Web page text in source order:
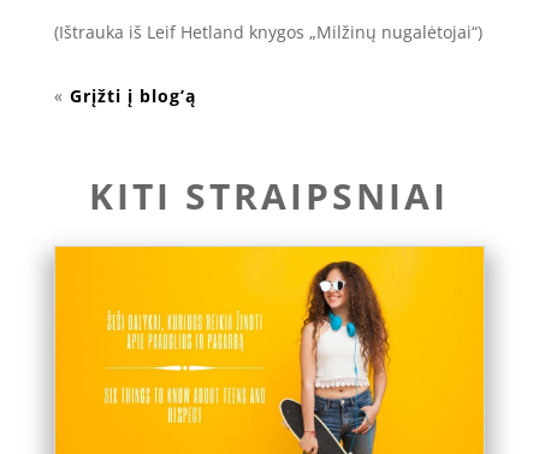
(Ištrauka iš Leif Hetland knygos „Milžinų nugalėtojai“)
« Grįžti į blog’ą
KITI STRAIPSNIAI